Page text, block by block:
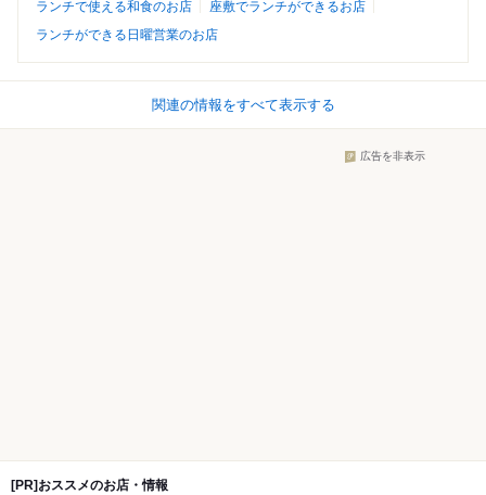
ランチで使える和食のお店
座敷でランチができるお店
ランチができる日曜営業のお店
関連の情報をすべて表示する
広告を非表示
[PR]おススメのお店・情報